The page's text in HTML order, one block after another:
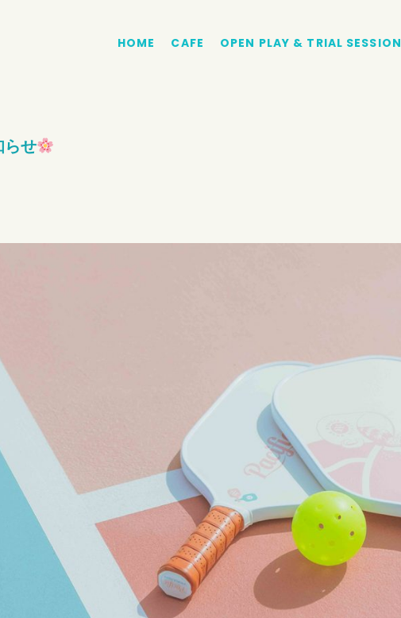
HOME CAFE OPEN PLAY & TRIAL SESSION
らせ